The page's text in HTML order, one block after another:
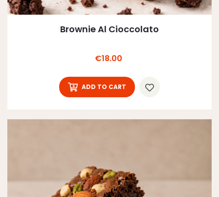
Brownie Al Cioccolato
Price
€18.00
ADD TO CART